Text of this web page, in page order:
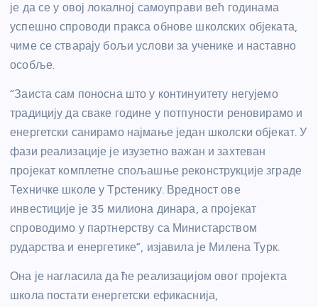
је да се у овој локалној самоуправи већ годинама
успешно спроводи пракса обнове школских објеката,
чиме се стварају бољи услови за ученике и наставно
особље.
“Заиста сам поносна што у континуитету негујемо
традицију да сваке године у потпуности реновирамо и
енергетски санирамо најмање један школски објекат. У
фази реализације је изузетно важан и захтеван
пројекат комплетне спољашње реконструкције зграде
Техничке школе у Трстенику. Вредност ове
инвестиције је 35 милиона динара, а пројекат
спроводимо у партнерству са Министарством
рударства и енергетике”, изјавила је Милена Турк.
Она је нагласила да ће реализацијом овог пројекта
школа постати енергетски ефикаснија,